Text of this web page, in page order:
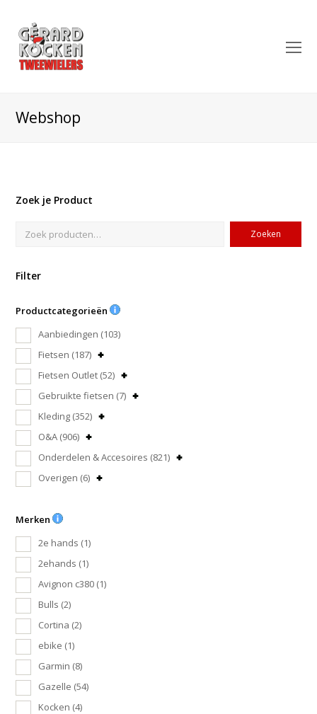
Webshop
Zoek je Product
Zoeken
Filter
Productcategorieën
Aanbiedingen (103)
Fietsen (187)
Fietsen Outlet (52)
Gebruikte fietsen (7)
Kleding (352)
O&A (906)
Onderdelen & Accesoires (821)
Overigen (6)
Merken
2e hands (1)
2ehands (1)
Avignon c380 (1)
Bulls (2)
Cortina (2)
ebike (1)
Garmin (8)
Gazelle (54)
Kocken (4)